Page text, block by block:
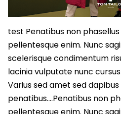
test Penatibus non
pellentesque enim. Nunc
scelerisque condimentum
lacinia vulputate nunc
Varius sed amet sed
penatibus….Penatibus non